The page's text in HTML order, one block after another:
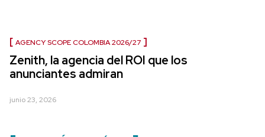
AGENCY SCOPE COLOMBIA 2026/27
Zenith, la agencia del ROI que los
anunciantes admiran
junio 23, 2026